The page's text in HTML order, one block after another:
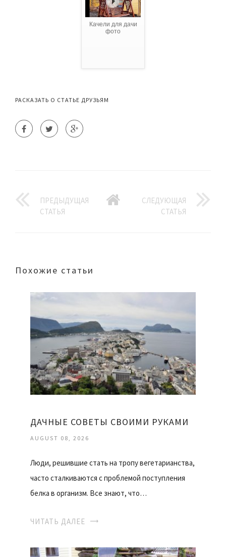
Качели для дачи
фото
РАСКАЗАТЬ О СТАТЬЕ ДРУЗЬЯМ
ПРЕДЫДУЩАЯ
СТАТЬЯ
СЛЕДУЮЩАЯ
СТАТЬЯ
Похожие статьи
ДАЧНЫЕ СОВЕТЫ СВОИМИ РУКАМИ
AUGUST 08, 2026
Люди, решившие стать на тропу вегетарианства,
часто сталкиваются с проблемой поступления
белка в организм. Все знают, что…
ЧИТАТЬ ДАЛЕЕ